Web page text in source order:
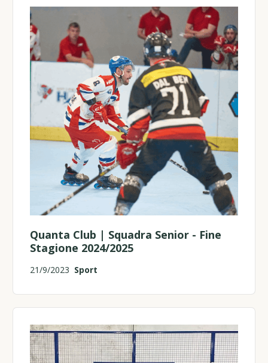
Quanta Club | Squadra Senior - Fine
Stagione 2024/2025
21/9/2023 Sport